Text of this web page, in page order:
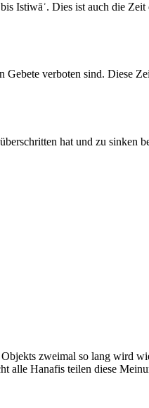
Istiwāʾ. Dies ist auch die Zeit
verboten sind. Diese
hat und zu sinken
zweimal so lang wird
alle Hanafis teilen diese